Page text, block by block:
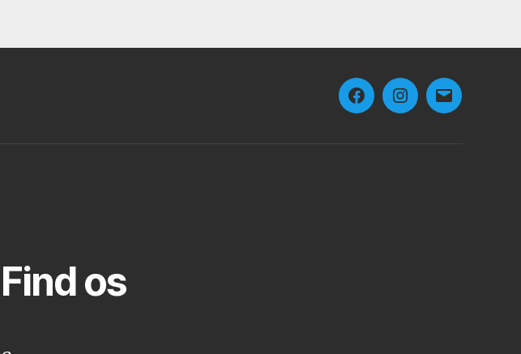
FacebookInstagram
E-
Find os